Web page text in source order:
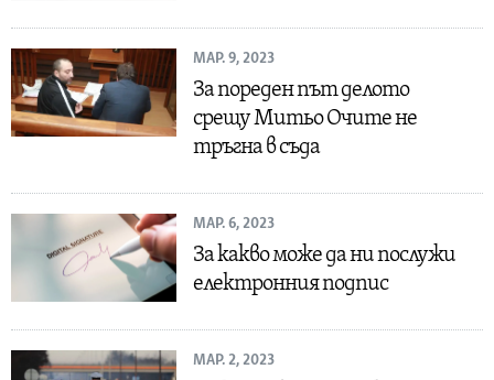
МАР. 9, 2023
За пореден път делото
срещу Митьо Очите не
тръгна в съда
МАР. 6, 2023
За какво може да ни послужи
електронния подпис
МАР. 2, 2023